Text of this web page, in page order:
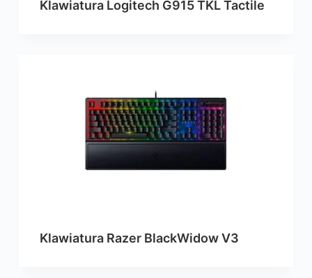
Klawiatura Logitech G915 TKL Tactile
Klawiatura Razer BlackWidow V3